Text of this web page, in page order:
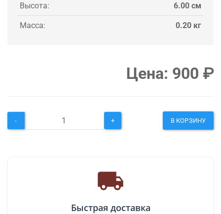
Высота: 6.00 см
Масса: 0.20 кг
Цена: 900 ₽
- + В КОРЗИНУ
Быстрая доставка